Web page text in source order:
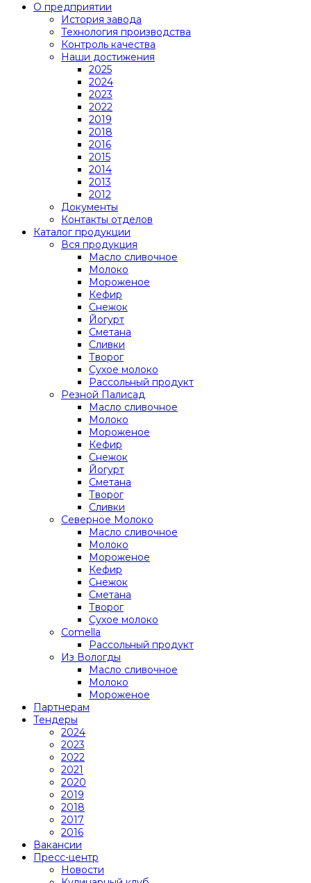
О предприятии
История завода
Технология производства
Контроль качества
Наши достижения
2025
2024
2023
2022
2019
2018
2016
2015
2014
2013
2012
Документы
Контакты отделов
Каталог продукции
Вся продукция
Масло сливочное
Молоко
Мороженое
Кефир
Снежок
Йогурт
Сметана
Сливки
Творог
Сухое молоко
Рассольный продукт
Резной Палисад
Масло сливочное
Молоко
Мороженое
Кефир
Снежок
Йогурт
Сметана
Творог
Сливки
Северное Молоко
Масло сливочное
Молоко
Мороженое
Кефир
Снежок
Сметана
Творог
Сухое молоко
Comеlla
Рассольный продукт
Из Вологды
Масло сливочное
Молоко
Мороженое
Партнерам
Тендеры
2024
2023
2022
2021
2020
2019
2018
2017
2016
Вакансии
Пресс-центр
Новости